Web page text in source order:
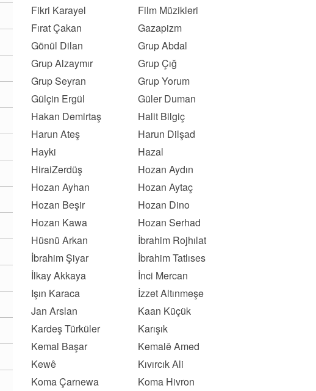
Fikri Karayel
Film Müzikleri
Fırat Çakan
Gazapizm
Gönül Dilan
Grup Abdal
Grup Alzaymır
Grup Çığ
Grup Seyran
Grup Yorum
Gülçin Ergül
Güler Duman
Hakan Demirtaş
Halit Bilgiç
Harun Ateş
Harun Dilşad
Hayki
Hazal
HiraiZerdüş
Hozan Aydın
Hozan Ayhan
Hozan Aytaç
Hozan Beşir
Hozan Dino
Hozan Kawa
Hozan Serhad
Hüsnü Arkan
İbrahim Rojhılat
İbrahim Şiyar
İbrahim Tatlıses
İlkay Akkaya
İnci Mercan
Işın Karaca
İzzet Altınmeşe
Jan Arslan
Kaan Küçük
Kardeş Türküler
Karışık
Kemal Başar
Kemalê Amed
Kewê
Kıvırcık Ali
Koma Çarnewa
Koma Hivron